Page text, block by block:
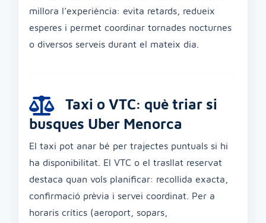
millora l’experiència: evita retards, redueix
esperes i permet coordinar tornades nocturnes
o diversos serveis durant el mateix dia.
Taxi o VTC: què triar si
busques Uber Menorca
El taxi pot anar bé per trajectes puntuals si hi
ha disponibilitat. El VTC o el trasllat reservat
destaca quan vols planificar: recollida exacta,
confirmació prèvia i servei coordinat. Per a
horaris crítics (aeroport, sopars,